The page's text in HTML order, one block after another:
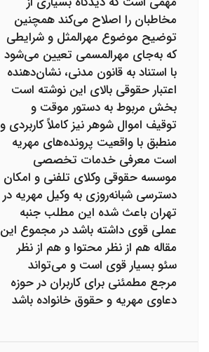
مخاطبان را اصلاح می‌کند همچنین
توضیح موضوع مهرالمثل و شرایطی
که به‌جای مهرالمسمی تعیین می‌شود
با استناد به قانون مدنی، نشان‌دهنده
اعتبار حقوقی بالای این نوشته است
بخش مربوط به دستور موقت و
توقیف اموال شوهر نیز کاملاً کاربردی و
منطبق با واقعیت پرونده‌های مهریه
است معرفی خدمات تخصصی
موسسه حقوقی وکلای تلفنی و امکان
دسترسی شبانه‌روزی به وکیل مهریه در
تهران باعث شده این مطلب جنبه
عملی قوی داشته باشد در مجموع این
مقاله هم از نظر محتوا و هم از نظر
سئو بسیار قوی است و می‌تواند
مرجع مطمئنی برای کاربران در حوزه
دعاوی مهریه و حقوق خانواده باشد